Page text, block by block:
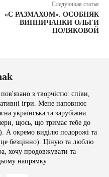
Следующая статья
«С РАЗМАХОМ». ОСОБНЯК
ВИННИЧАНКИ ОЛЬГИ
ПОЛЯКОВОЙ
з творчістю: співи,
ігри. Мене наповнює
українська та зарубіжна:
щось, що тримає тебе до
А окремо виділю подорожі та
безцінно). Ціную та люблю
хочу продовжувати та
напрямку.